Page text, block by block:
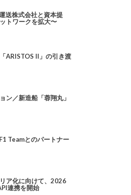
送株式会社と資本提
トワークを拡大〜
ARISTOS II」の引き渡
ン／新造船「蓉翔丸」
Teamとのパートナー
ア化に向けて、2026
連携を開始